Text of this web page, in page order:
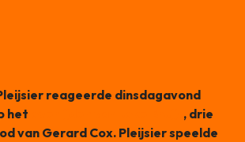
reageerde dinsdagavond
het
, drie
van Gerard Cox. Pleijsier speelde